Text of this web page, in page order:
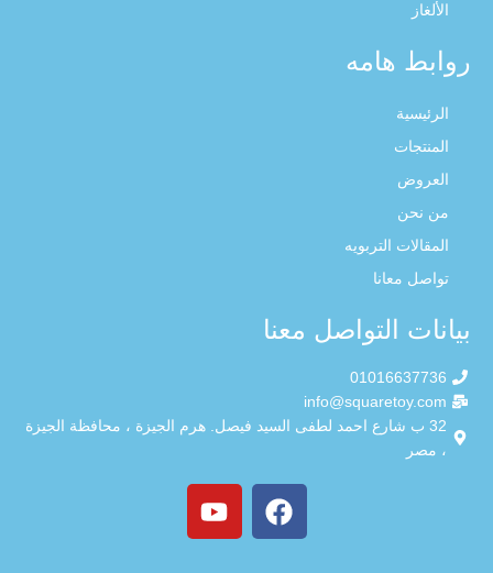
الألغاز
روابط هامه
الرئيسية
المنتجات
العروض
من نحن
المقالات التربويه
تواصل معانا
بيانات التواصل معنا
01016637736
info@squaretoy.com
32 ب شارع احمد لطفى السيد فيصل. هرم الجيزة ، محافظة الجيزة
، مصر